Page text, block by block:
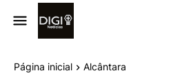
Página inicial Alcântara